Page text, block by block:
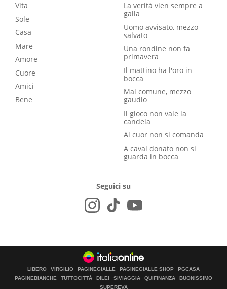
Vita
Sole
Casa
Mare
Amore
Cuore
Amici
Bene
La verità vien sempre a
galla
Uomo avvisato, mezzo
salvato
Una rondine non fa
primavera
Il mattino ha l'oro in
bocca
Mal comune, mezzo
gaudio
Il gioco non vale la
candela
Al cuor non si comanda
A caval donato non si
guarda in bocca
Seguici su
LIBERO VIRGILIO PAGINEGIALLE PAGINEGIALLE SHOP
PGCASA
PAGINEBIANCHE
TUTTOCITTÀ DILEI SIVIAGGIA QUIFINANZA
BUONISSIMO
SUPEREVA